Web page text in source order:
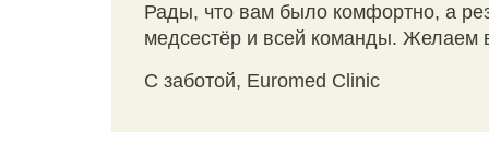
Рады, что вам было комфортно, а
медсестёр и всей команды. Желаем
С заботой, Euromed Clinic